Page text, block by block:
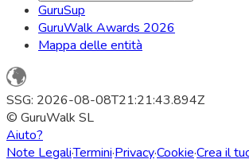
GuruSup
GuruWalk Awards 2026
Mappa delle entità
SSG: 2026-08-08T21:21:43.894Z
© GuruWalk SL
Aiuto?
Note Legali·Termini·Privacy·Cookie·Crea il